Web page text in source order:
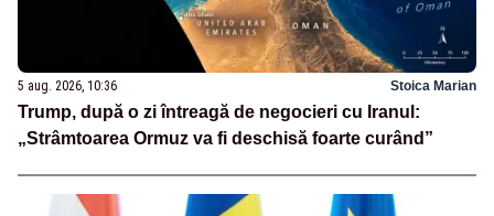
5 aug. 2026, 10:36 Stoica Marian
Trump, după o zi întreagă de negocieri cu Iranul:
„Strâmtoarea Ormuz va fi deschisă foarte curând”